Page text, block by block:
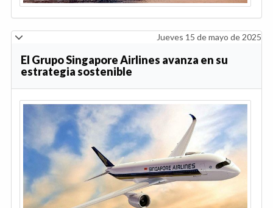
Jueves 15 de mayo de 2025
El Grupo Singapore Airlines avanza en su
estrategia sostenible